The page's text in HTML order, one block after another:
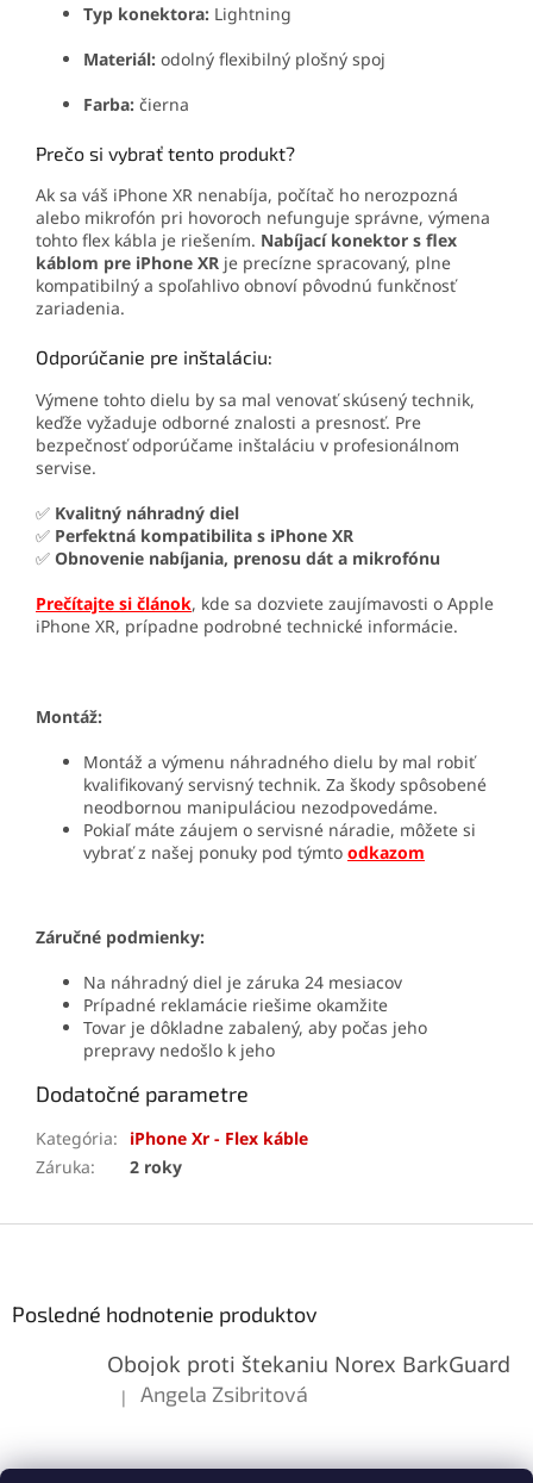
Typ konektora: Lightning
Materiál: odolný flexibilný plošný spoj
Farba: čierna
Prečo si vybrať tento produkt?
Ak sa váš iPhone XR nenabíja, počítač ho nerozpozná
alebo mikrofón pri hovoroch nefunguje správne, výmena
tohto flex kábla je riešením. Nabíjací konektor s flex
káblom pre iPhone XR je precízne spracovaný, plne
kompatibilný a spoľahlivo obnoví pôvodnú funkčnosť
zariadenia.
Odporúčanie pre inštaláciu:
Výmene tohto dielu by sa mal venovať skúsený technik,
keďže vyžaduje odborné znalosti a presnosť. Pre
bezpečnosť odporúčame inštaláciu v profesionálnom
servise.
✅ Kvalitný náhradný diel
✅ Perfektná kompatibilita s iPhone XR
✅ Obnovenie nabíjania, prenosu dát a mikrofónu
Prečítajte si článok, kde sa dozviete zaujímavosti o Apple
iPhone XR, prípadne podrobné technické informácie.
Montáž:
Montáž a výmenu náhradného dielu by mal robiť
kvalifikovaný servisný technik. Za škody spôsobené
neodbornou manipuláciou nezodpovedáme.
Pokiaľ máte záujem o servisné náradie, môžete si
vybrať z našej ponuky pod týmto odkazom
Záručné podmienky:
Na náhradný diel je záruka 24 mesiacov
Prípadné reklamácie riešime okamžite
Tovar je dôkladne zabalený, aby počas jeho
prepravy nedošlo k jeho
Dodatočné parametre
Kategória:
iPhone Xr - Flex káble
Záruka: 2 roky
Posledné hodnotenie produktov
Obojok proti štekaniu Norex BarkGuard
Hodnotenie produktu je 5 z 5 hviezdičiek.
| Angela Zsibritová